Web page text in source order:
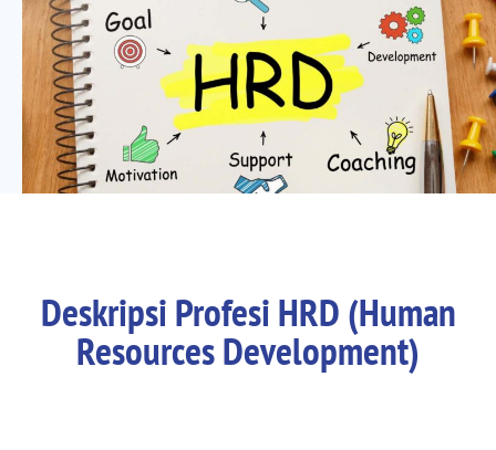
Deskripsi Profesi HRD (Human
Resources Development)